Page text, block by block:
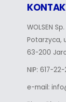
WOLSEN
Potarzyca,
63-200
NIP: 617-
e-mail: